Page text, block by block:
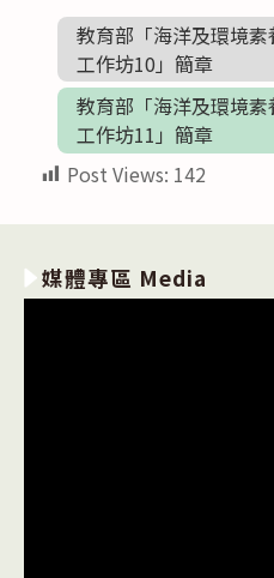
教育部「海洋及環境
工作坊10」簡章
教育部「海洋及環境
工作坊11」簡章
Post Views: 142
媒體專區 Media